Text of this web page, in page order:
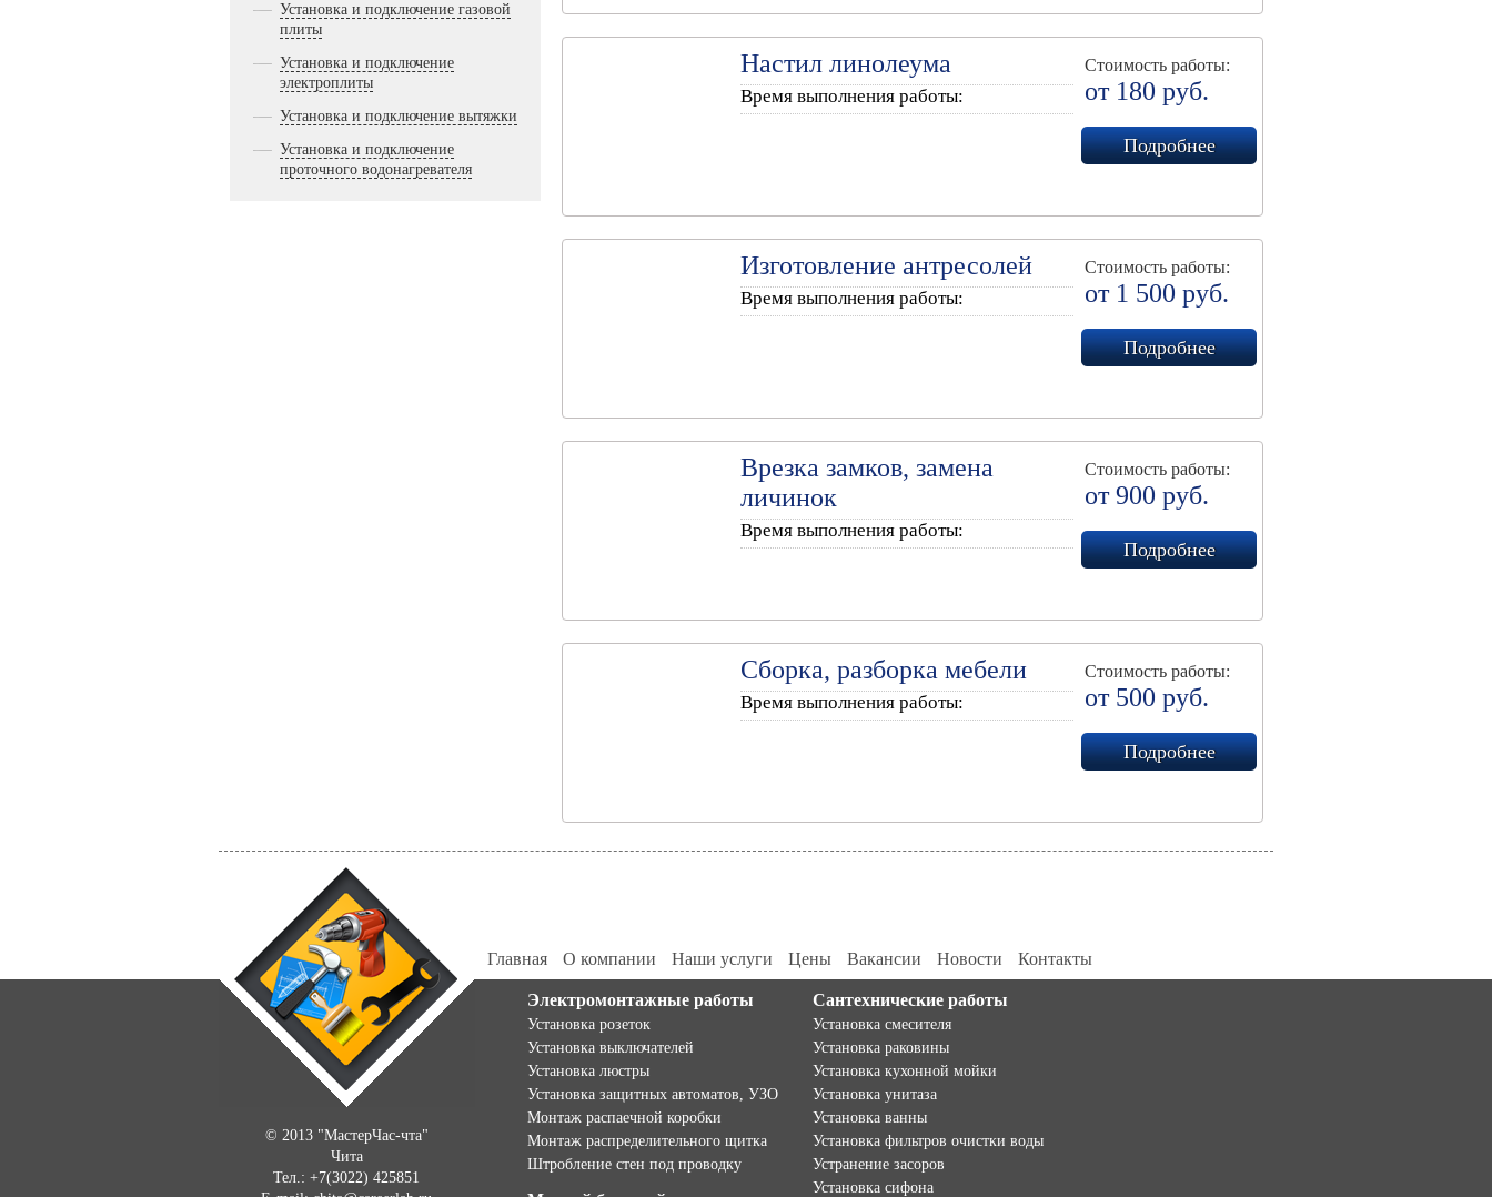
Установка и подключение газовой
плиты
Установка и подключение
электроплиты
Установка и подключение вытяжки
Установка и подключение
проточного водонагревателя
Настил линолеума
Время выполнения работы:
Стоимость работы:
от 180 руб.
Подробнее
Изготовление антресолей
Время выполнения работы:
Стоимость работы:
от 1 500 руб.
Подробнее
Врезка замков, замена
личинок
Время выполнения работы:
Стоимость работы:
от 900 руб.
Подробнее
Сборка, разборка мебели
Время выполнения работы:
Стоимость работы:
от 500 руб.
Подробнее
Главная О компании Наши услуги Цены Вакансии Новости Контакты
© 2013 "МастерЧас-чта"
Чита
Тел.: +7(3022) 425851
Электромонтажные работы
Установка розеток
Установка выключателей
Установка люстры
Установка защитных автоматов, УЗО
Монтаж распаечной коробки
Монтаж распределительного щитка
Штробление стен под проводку
Сантехнические работы
Установка смесителя
Установка раковины
Установка кухонной мойки
Установка унитаза
Установка ванны
Установка фильтров очистки воды
Устранение засоров
Установка сифона